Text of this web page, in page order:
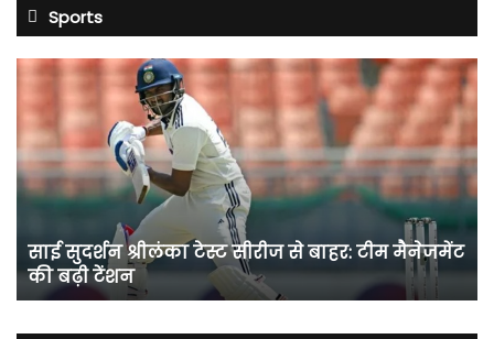
Sports
साई
श्रीलंका
सीरीज
से
मैनेजमेंट
की
बढ़ी
साई सुदर्शन श्रीलंका टेस्ट सीरीज से बाहर: टीम मैनेजमेंट
की बढ़ी टेंशन